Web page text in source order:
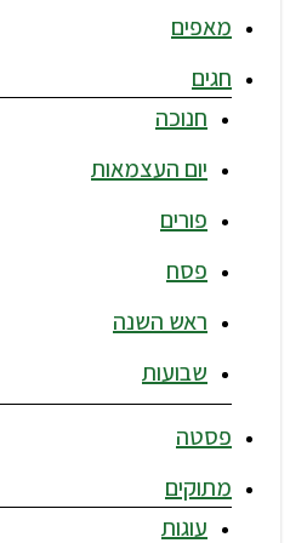
מאפים
חגים
חנוכה
יום העצמאות
פורים
פסח
ראש השנה
שבועות
פסטה
מתוקים
עוגות